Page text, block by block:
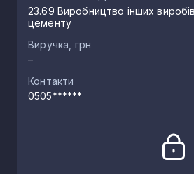
23.69 Виробництво інших
цементу
Виручка, грн
–
Контакти
0505******